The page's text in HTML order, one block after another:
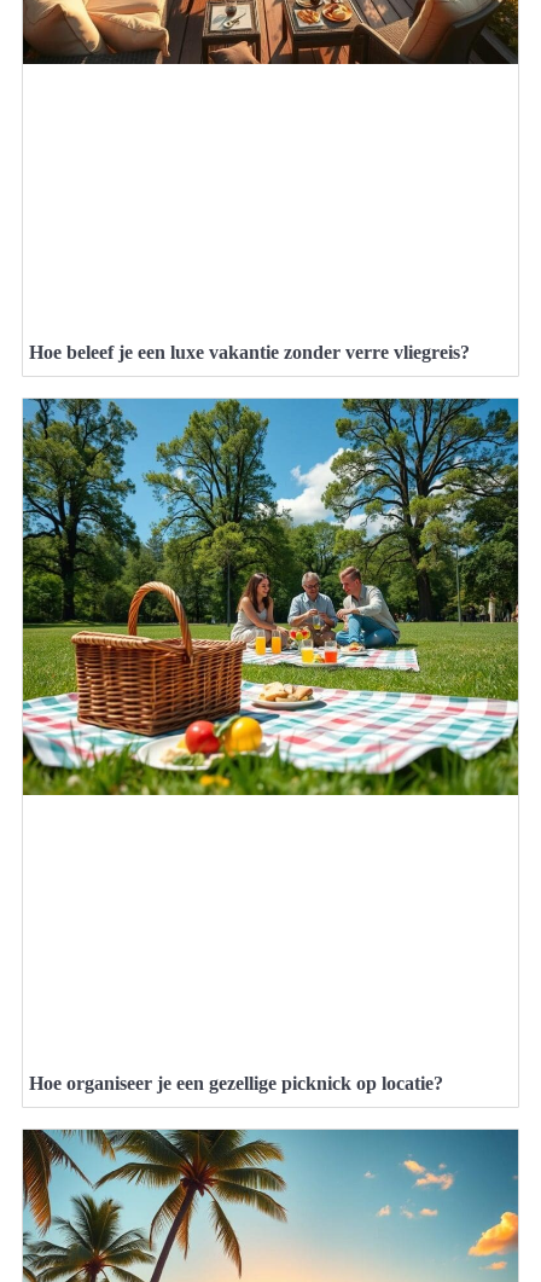
Hoe beleef je een luxe vakantie zonder verre vliegreis?
Hoe organiseer je een gezellige picknick op locatie?